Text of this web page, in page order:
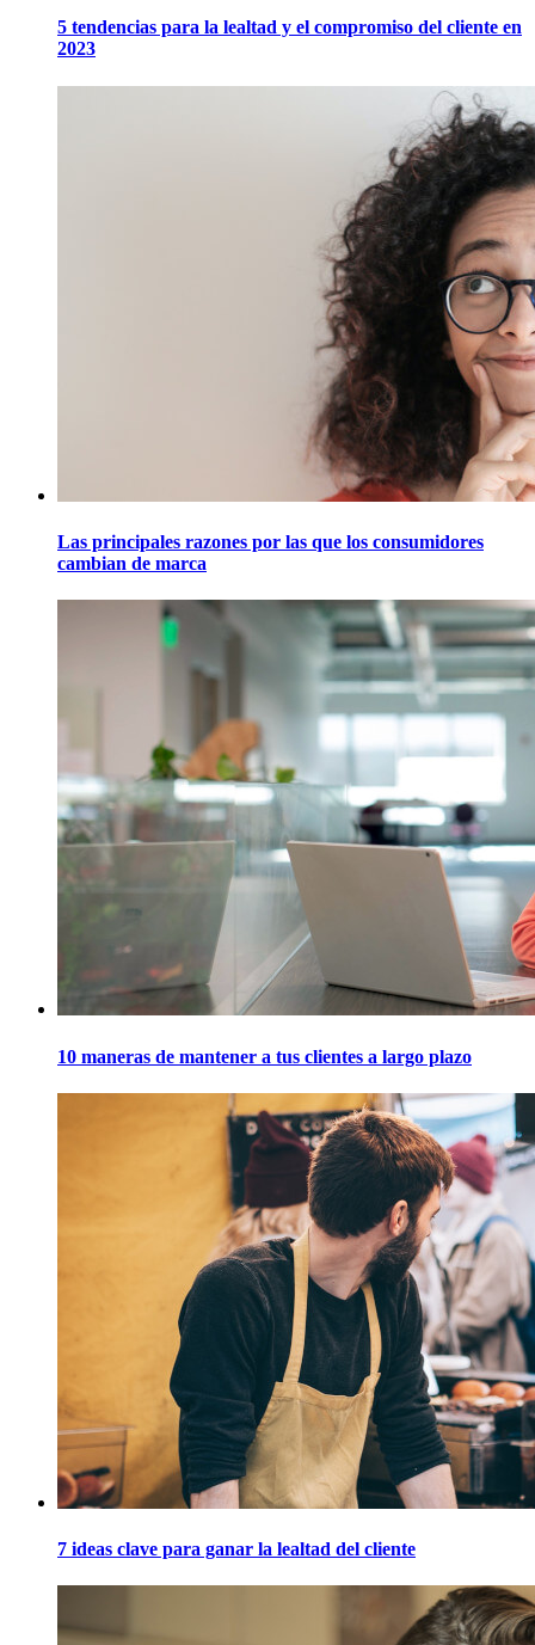
5 tendencias para la lealtad y el compromiso del cliente en
2023
Las principales razones por las que los consumidores
cambian de marca
10 maneras de mantener a tus clientes a largo plazo
7 ideas clave para ganar la lealtad del cliente